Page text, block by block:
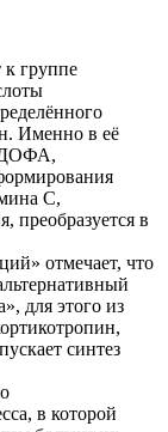
группе
Именно в её
ДОФА,
С,
преобразуется в
отмечает, что
для этого из
синтез
в которой